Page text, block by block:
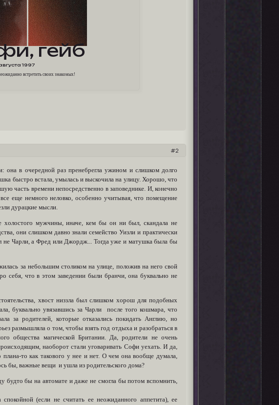
гейб
1997
встретить своих знакомых!
2
она в очередной раз пренебрегла ужином и слишком долго
быстро встала, умылась и выскочила на улицу. Хорошо, что
часть времени непосредственно в заповеднике. И, конечно
еще немного неловко, особенно учитывая, что помещение
дурацкие мысли.
мужчины, иначе, кем бы он ни был, скандала не
они слишком давно знали семейство Уизли и практически
не Чарли, а Фред или Джордж... Тогда уже и матушка была бы
за небольшим столиком на улице, положив на него свой
себя, что в этом заведении были бранчи, она буквально не
хвост низзла был слишком хорош для подобных
буквально увязавшись за Чарли после того кошмара, что
за родителей, которые отказались покидать Англию, но
размышляла о том, чтобы взять год отдыха и разобраться в
общества магической Британии. Да, родители не очень
наоборот стали уговаривать Софи уехать. И да,
плана-то как такового у нее и нет. О чем она вообще думала,
бы, важные вещи и ушла из родительского дома?
будто бы на автомате и даже не смогла бы потом вспомнить,
(если не считать ее неожиданного аппетита), ее